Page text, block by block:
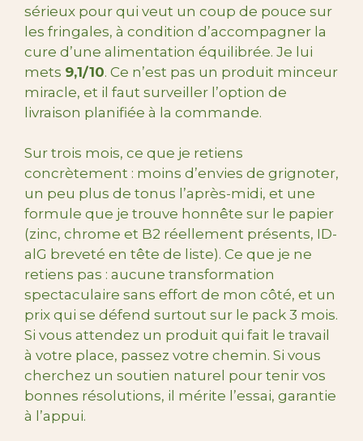
sérieux pour qui veut un coup de pouce sur
les fringales, à condition d’accompagner la
cure d’une alimentation équilibrée. Je lui
mets 9,1/10. Ce n’est pas un produit minceur
miracle, et il faut surveiller l’option de
livraison planifiée à la commande.
Sur trois mois, ce que je retiens
concrètement : moins d’envies de grignoter,
un peu plus de tonus l’après-midi, et une
formule que je trouve honnête sur le papier
(zinc, chrome et B2 réellement présents, ID-
alG breveté en tête de liste). Ce que je ne
retiens pas : aucune transformation
spectaculaire sans effort de mon côté, et un
prix qui se défend surtout sur le pack 3 mois.
Si vous attendez un produit qui fait le travail
à votre place, passez votre chemin. Si vous
cherchez un soutien naturel pour tenir vos
bonnes résolutions, il mérite l’essai, garantie
à l’appui.